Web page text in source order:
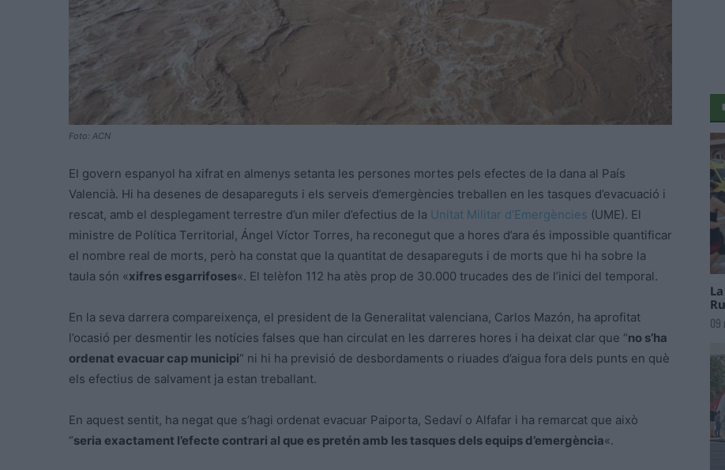
Foto: ACN
El govern espanyol ha xifrat en almenys setanta les persones mortes pels efectes de la dana al País
Valencià. Hi ha desenes de desapareguts i els serveis d’emergències treballen en les tasques d’evacuació i
rescat, amb el desplegament terrestre d’un miler d’efectius de la Unitat Militar d’Emergències (UME). El
ministre de Política Territorial, Ángel Víctor Torres, ha reconegut que a hores d’ara és impossible quantificar
el nombre real de morts, però ha constat que la quantitat de desapareguts i de morts que hi ha sobre la
taula són «xifres esgarrifoses«. El telèfon 112 ha atès prop de 30.000 trucades des de l’inici del temporal.
En la seva darrera compareixença, el president de la Generalitat valenciana, Carlos Mazón, ha aprofitat
l’ocasió per desmentir les notícies falses que han circulat en les darreres hores i ha deixat clar que “no s’ha
ordenat evacuar cap municipi” ni hi ha previsió de desbordaments o riuades d’aigua fora dels punts en què
els efectius de salvament ja estan treballant.
En aquest sentit, ha negat que s’hagi ordenat evacuar Paiporta, Sedaví o Alfafar i ha remarcat que això
“seria exactament l’efecte contrari al que es pretén amb les tasques dels equips d’emergència«.
09